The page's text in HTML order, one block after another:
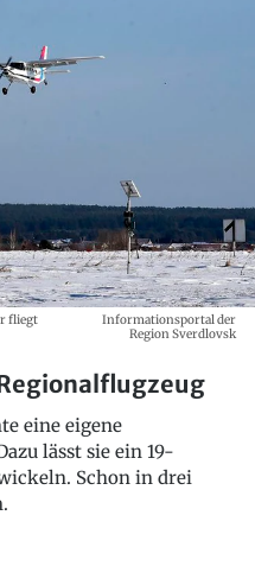
fliegt
Informationsportal der
Region Sverdlovsk
eine eigene
lässt sie ein 19-
Schon in drei